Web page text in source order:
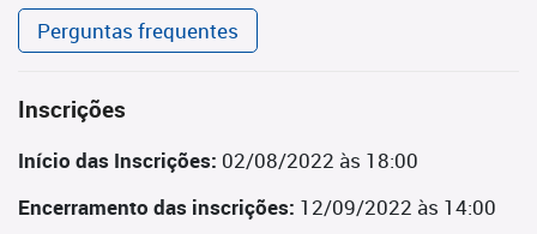
Perguntas frequentes
Inscrições
Início das Inscrições: 02/08/2022 às 18:00
Encerramento das inscrições: 12/09/2022 às 14:00